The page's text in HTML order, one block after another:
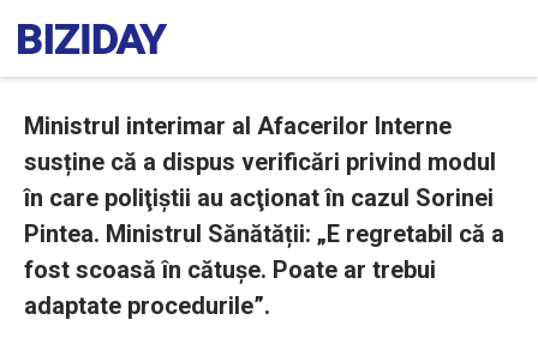
Ministrul interimar al Afacerilor Interne
susține că a dispus verificări privind modul
în care poliţiştii au acţionat în cazul Sorinei
Pintea. Ministrul Sănătății: „E regretabil că a
fost scoasă în cătușe. Poate ar trebui
adaptate procedurile”.